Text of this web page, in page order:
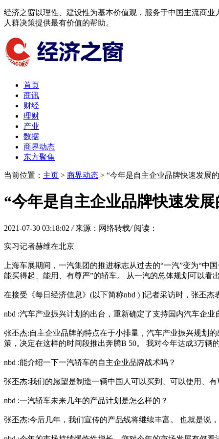
经济之窗以理性、建设性为基本价值观，服务于中国主流商
人群决策提供最有价值的帮助。
首页
商讯
财经
理财
产业
数据
商界动态
东方聚焦​
当前位置： 主页 > 商界动态 > “今年是自主企业品牌快速发展
“今年是自主企业品牌快速发
2021-07-30 03:18:02 / 来源：网络转载/ 阅读：
实习记者赫维在北京
上海车展期间，一汽集团的推进标志从过去的“一汽”变为“
能买得起、能用、有尊严”的轿车。 从一汽的总体规划可以
在接受《每日经济信息》(以下简称nbd ) ]记者采访时，张丕
nbd :汽车产业振兴计划的出台，重新确定了支持国内汽车企
张丕杰:自主企业品牌的特点在于小排量，汽车产业振兴规划
策，决定在这样的时间段推出奔腾B 50。 我对今年达成3万辆
nbd :能介绍一下一汽轿车的自主企业品牌战术吗？
张丕杰:我们的愿望是制造一辆中国人可以买到、可以使用、
nbd :一汽轿车未来几年的产品计划是怎么样的？
张丕杰:今后几年，我们宣传的产品线将继续丰富。 也就是说